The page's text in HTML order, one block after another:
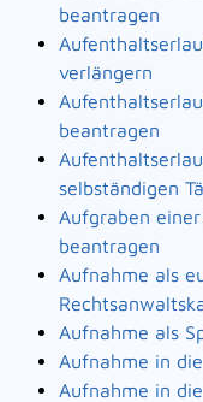
beantragen
verlängern
beantragen
selbständigen
Aufgraben
beantragen
Aufnahme als
Aufnahme als
Aufnahme in
Aufnahme in